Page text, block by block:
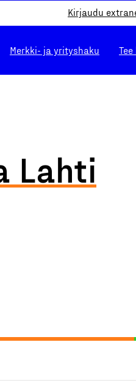
Kirjaudu
Merkki- ja yrityshaku
Lahti